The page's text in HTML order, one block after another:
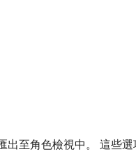
至角色檢視中。 這些